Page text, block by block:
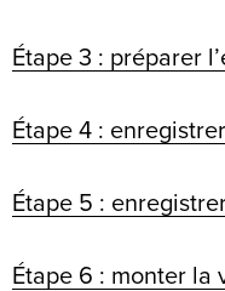
Étape 3 : préparer
Étape 4 :
Étape 5 :
Étape 6 : monter la